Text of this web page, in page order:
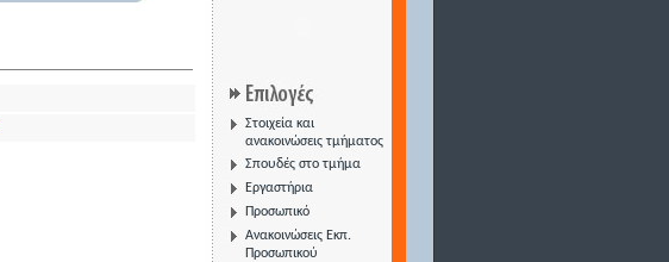
Στοιχεία και
ανακοινώσεις τμήματος
Σπουδές στο τμήμα
Εργαστήρια
Προσωπικό
Ανακοινώσεις Εκπ.
Προσωπικού